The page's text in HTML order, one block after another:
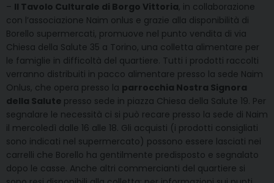
– Il Tavolo Culturale di Borgo Vittoria, in collaborazione
con l’associazione Naim onlus e grazie alla disponibilità di
Borello supermercati, promuove nel punto vendita di via
Chiesa della Salute 35 a Torino, una colletta alimentare per
le famiglie in difficoltà del quartiere. Tutti i prodotti raccolti
verranno distribuiti in pacco alimentare presso la sede Naim
Onlus, che opera presso la parrocchia Nostra Signora
della Salute presso sede in piazza Chiesa della Salute 19. Per
segnalare le necessità ci si può recare presso la sede di Naim
il mercoledì dalle 16 alle 18. Gli acquisti (i prodotti consigliati
sono indicati nel supermercato) possono essere lasciati nei
carrelli che Borello ha gentilmente predisposto e segnalato
dopo le casse. Anche altri commercianti del quartiere si